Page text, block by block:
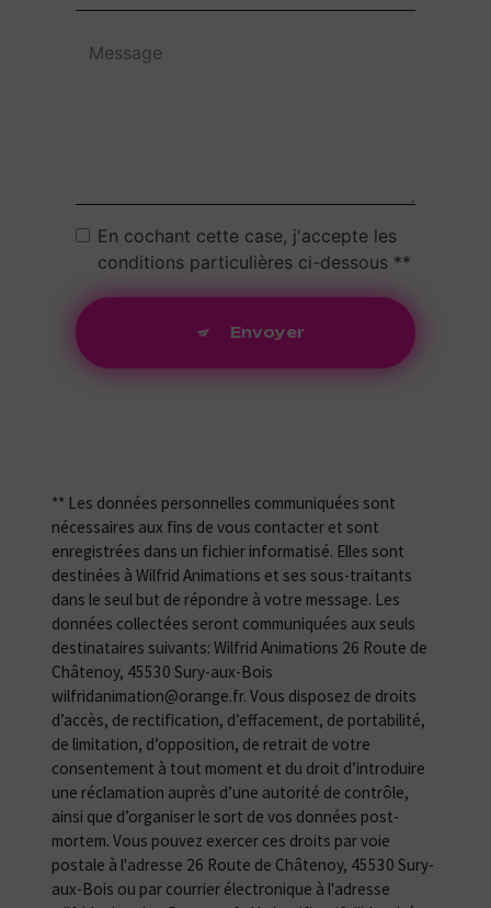
En cochant cette case, j'accepte les
conditions particulières ci-dessous **
Envoyer
** Les données personnelles communiquées sont
nécessaires aux fins de vous contacter et sont
enregistrées dans un fichier informatisé. Elles sont
destinées à Wilfrid Animations et ses sous-traitants
dans le seul but de répondre à votre message. Les
données collectées seront communiquées aux seuls
destinataires suivants: Wilfrid Animations 26 Route de
Châtenoy, 45530 Sury-aux-Bois
wilfridanimation@orange.fr. Vous disposez de droits
d’accès, de rectification, d’effacement, de portabilité,
de limitation, d’opposition, de retrait de votre
consentement à tout moment et du droit d’introduire
une réclamation auprès d’une autorité de contrôle,
ainsi que d’organiser le sort de vos données post-
mortem. Vous pouvez exercer ces droits par voie
postale à l'adresse 26 Route de Châtenoy, 45530 Sury-
aux-Bois ou par courrier électronique à l'adresse